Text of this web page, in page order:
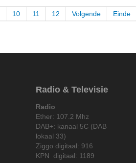
10 11 12 Volgende Einde
Radio & Televisie
Radio
Ether: 107.2 Mhz
DAB+: kanaal 5C (DAB
lokaal 33)
Ziggo digitaal: 916
KPN digitaal: 1189